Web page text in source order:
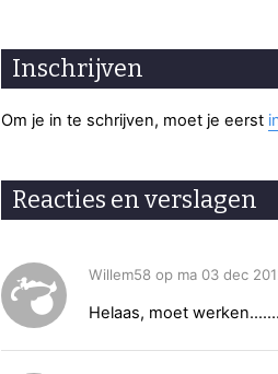
Inschrijven
Om je in te schrijven, moet je eerst
Reacties en verslagen
Willem58 op ma 03 dec
Helaas, moet